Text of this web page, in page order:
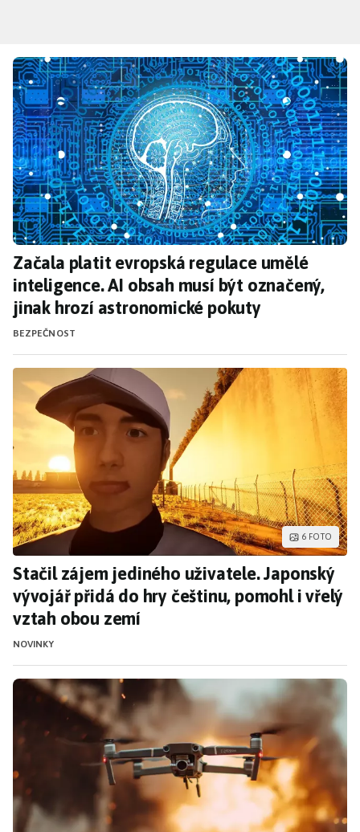
obsahu
Začala platit evropská regulace umělé
Začala platit evropská regulace umělé
inteligence. AI obsah musí být označený,
jinak hrozí astronomické pokuty
BEZPEČNOST
Stačil zájem jediného uživatele. Japonský
6 FOTO
Stačil zájem jediného uživatele. Japonský
vývojář přidá do hry češtinu, pomohl i vřelý
vztah obou zemí
NOVINKY
Rusové inovovali své drony. Expert našel